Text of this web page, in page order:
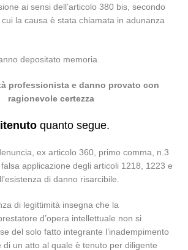
ai sensi dell’articolo 380 bis, secondo
la causa è stata chiamata in adunanza
depositato memoria.
professionista e danno provato con
ragionevole certezza
quanto segue.
ex articolo 360, primo comma, n.3
applicazione degli articoli 1218, 1223 e
di danno risarcibile.
di legittimità insegna che la
d’opera intellettuale non si
del solo fatto integrante l’inadempimento
di un atto al quale è tenuto per diligente